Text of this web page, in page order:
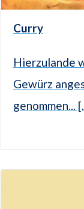
Curry
Hierzulande
Gewürz
genommen...